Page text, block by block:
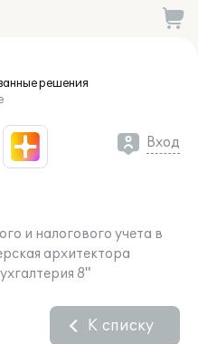
решения
Вход
и налогового учета в
архитектора
8"
К списку